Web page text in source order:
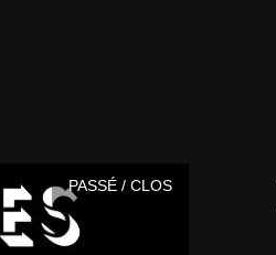
PASSÉ / CLOS